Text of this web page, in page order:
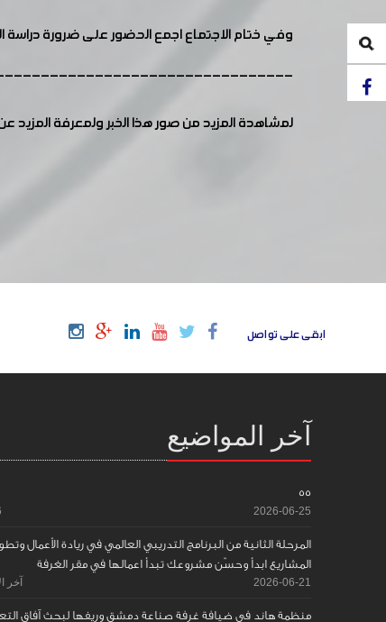
وفي ختام الاجتماع اجمع الحضور على ضرورة دراسة
لمشاهدة المزيد من صور هذا الخبر ولمعرفة
ابقى على تواصل
آخر المواضيع
55
2026-06-25
المرحلة الثانية من البرنامج التدريبي العالمي في ريادة الأعمال
المشاريع ابدأ وحسّن مشروعك تبدأ اعمالها في مقر الغرفة
2026-06-21 آخر
منظمة هاند في ضيافة غرفة صناعة دمشق وريفها لبحث آفاق